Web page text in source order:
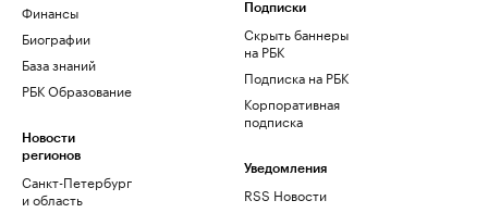
Финансы
Биографии
База знаний
РБК Образование
Новости
регионов
Санкт-Петербург
и область
Подписки
Скрыть баннеры
на РБК
Подписка на РБК
Корпоративная
подписка
Уведомления
RSS Новости